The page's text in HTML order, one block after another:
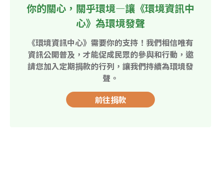
你的關心，關乎環境—讓《環境資訊中
心》為環境發聲
《環境資訊中心》需要你的支持！我們相信唯有
資訊公開普及，才能促成民眾的參與和行動，邀
請您加入定期捐款的行列，讓我們持續為環境發
聲。
前往捐款